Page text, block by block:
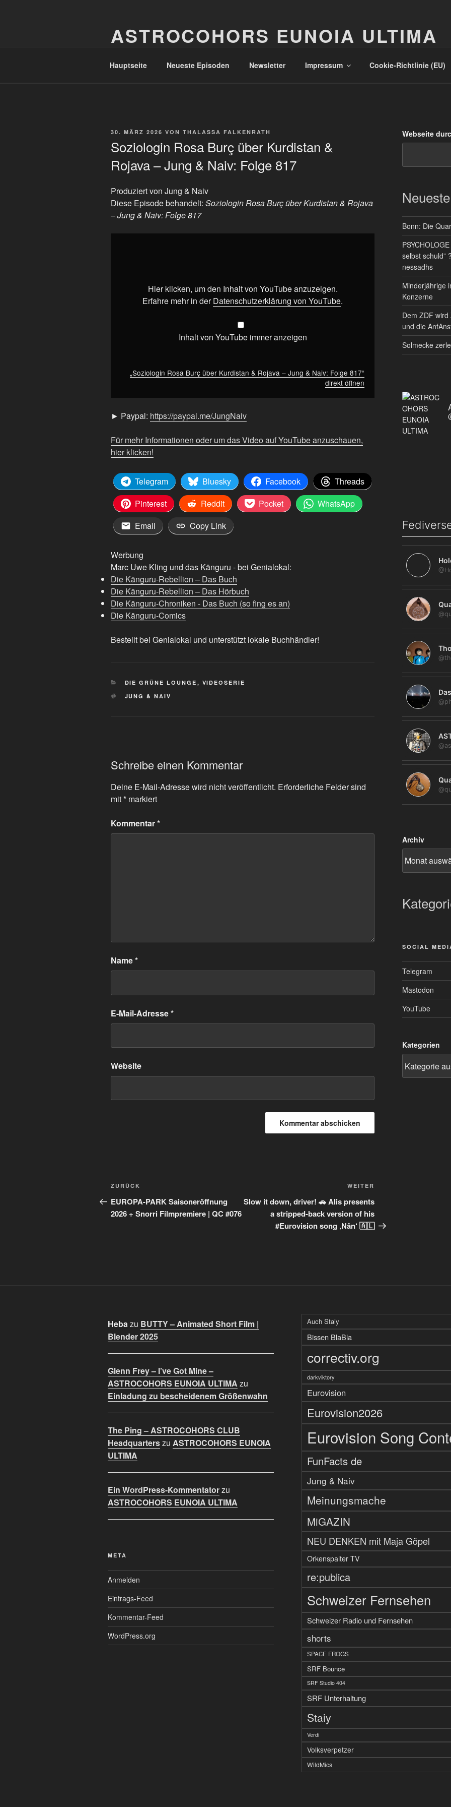
ASTROCOHORS EUNOIA ULTIMA
Hauptseite Neueste Episoden Newsletter Impressum Cookie-Richtlinie (EU)
VERÖFFENTLICHT
30. MÄRZ 2026 VON THALASSA FALKENRATH
Soziologin Rosa Burç über Kurdistan &
Rojava – Jung & Naiv: Folge 817
Produziert von Jung & Naiv
Diese Episode behandelt: Soziologin Rosa Burç über Kurdistan & Rojava
– Jung & Naiv: Folge 817
Folge
von
anzeigen
Hier klicken, um den Inhalt von YouTube anzuzeigen.
Erfahre mehr in derDatenschutzerklärung von YouTube.
Inhalt von YouTube immer anzeigen
„Soziologin Rosa Burç über Kurdistan & Rojava – Jung & Naiv: Folge 817“
direkt öffnen
► Paypal: https://paypal.me/JungNaiv
Für mehr Informationen oder um das Video auf YouTube anzuschauen,
hier klicken!
Telegram Bluesky Facebook
Threads
Pinterest
Reddit Pocket
WhatsApp
Email
Copy Link
Werbung
Marc Uwe Kling und das Känguru - bei Genialokal:
Die Känguru-Rebellion – Das Buch
Die Känguru-Rebellion – Das Hörbuch
Die Känguru-Chroniken - Das Buch (so fing es an)
Die Känguru-Comics
Bestellt bei Genialokal und unterstützt lokale Buchhändler!
KATEGORIEN
DIE GRÜNE LOUNGE , VIDEOSERIE
SCHLAGWÖRTER
JUNG & NAIV
Schreibe einen Kommentar
Deine E-Mail-Adresse wird nicht veröffentlicht. Erforderliche Felder sind
mit* markiert
Kommentar*
Name*
E-Mail-Adresse*
Website
Beitragsnavigation
Vorheriger
Beitrag
ZURÜCK
EUROPA-PARK Saisoneröffnung
2026 + Snorri Filmpremiere | QC #076
Beitrag
WEITER
Slow it down, driver! 🚗 Alis presents
a stripped-back version of his
#Eurovision song ‚Nân‘ 🇦🇱
Webseite
Bonn: Die
selbst schuld”
nessadhs
Minderjährige
Konzerne
Dem ZDF
und die
Solmecke
Archiv
SOCIAL
Telegram
Mastodon
YouTube
Kategorien
Hebazu BUTTY – Animated Short Film |
Blender 2025
Glenn Frey – I’ve Got Mine –
ASTROCOHORS EUNOIA ULTIMA zu
Einladung zu bescheidenem Größenwahn
The Ping – ASTROCOHORS CLUB
Headquarterszu ASTROCOHORS EUNOIA
ULTIMA
Ein WordPress-Kommentatorzu
ASTROCOHORS EUNOIA ULTIMA
META
Anmelden
Eintrags-Feed
Kommentar-Feed
WordPress.org
Auch Staiy
Bissen BlaBla
correctiv.org
darkviktory
Eurovision
Eurovision2026
Eurovision Song
FunFacts de
Jung & Naiv
Meinungsmache
MiGAZIN
NEU DENKEN mit Maja Göpel
Orkenspalter TV
re:publica
Schweizer Fernsehen
Schweizer Radio und Fernsehen
shorts
SPACE FROGS
SRF Bounce
SRF Studio 404
SRF Unterhaltung
Staiy
Verdi
Volksverpetzer
WildMics